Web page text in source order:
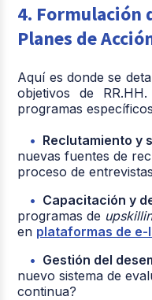
4. Formulación
Planes de
Aquí es donde se
objetivos de
programas
Reclutamiento y
nuevas fuentes de
proceso de
Capacitación y
programas de
en plataformas de e-
Gestión del
nuevo sistema de
continua?